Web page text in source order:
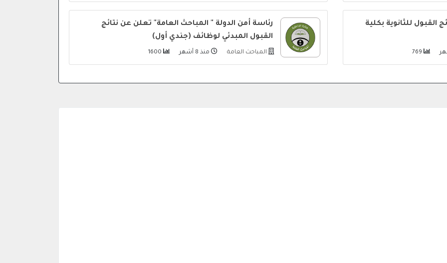
القبول للثانوية بكلية
رئاسة أمن الدولة " المباحث العامة" تعلن عن نتائج
القبول المبدئي لوظائف (جندي أول)
المباحث العامة منذ 8 أشهر